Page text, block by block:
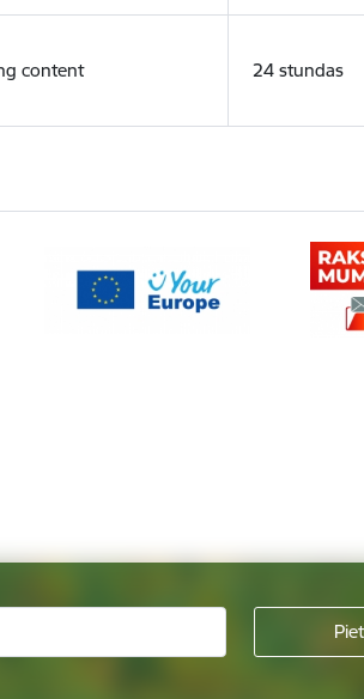
content 24 stundas